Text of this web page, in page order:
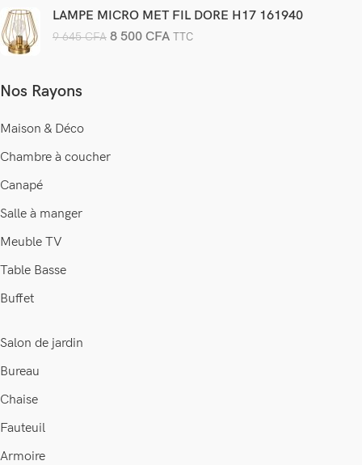
LAMPE MICRO MET FIL DORE H17 161940
9 645CFA 8 500CFA TTC
Nos Rayons
Maison & Déco
Chambre à coucher
Canapé
Salle à manger
Meuble TV
Table Basse
Buffet
Salon de jardin
Bureau
Chaise
Fauteuil
Armoire